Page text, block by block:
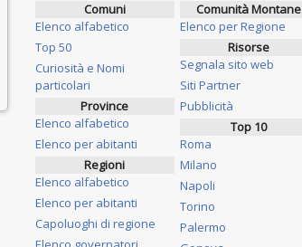
Comuni
Elenco alfabetico
Top 50
Curiosità e Nomi
particolari
Province
Elenco alfabetico
Elenco per abitanti
Regioni
Elenco alfabetico
Elenco per abitanti
Capoluoghi di regione
Comunità Montane
Elenco per Regione
Risorse
Segnala sito web
Siti Partner
Pubblicità
Top 10
Roma
Milano
Napoli
Torino
Palermo